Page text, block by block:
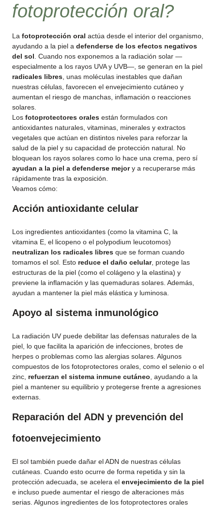
fotoprotección oral?
La fotoprotección oral actúa desde el interior del organismo,
ayudando a la piel a defenderse de los efectos negativos
del sol . Cuando nos exponemos a la radiación solar —
especialmente a los rayos UVA y UVB—, se generan en la piel
radicales libres , unas moléculas inestables que dañan
nuestras células, favorecen el envejecimiento cutáneo y
aumentan el riesgo de manchas, inflamación o reacciones
solares.
Los fotoprotectores orales están formulados con
antioxidantes naturales, vitaminas, minerales y extractos
vegetales que actúan en distintos niveles para reforzar la
salud de la piel y su capacidad de protección natural. No
bloquean los rayos solares como lo hace una crema, pero sí
ayudan a la piel a defenderse mejory a recuperarse más
rápidamente tras la exposición.
Veamos cómo:
Acción antioxidante celular
Los ingredientes antioxidantes (como la vitamina C, la
vitamina E, el licopeno o el polypodium leucotomos)
neutralizan los radicales libres que se forman cuando
tomamos el sol. Esto reduce el daño celular, protege las
estructuras de la piel (como el colágeno y la elastina) y
previene la inflamación y las quemaduras solares. Además,
ayudan a mantener la piel más elástica y luminosa.
Apoyo al sistema inmunológico
La radiación UV puede debilitar las defensas naturales de la
piel, lo que facilita la aparición de infecciones, brotes de
herpes o problemas como las alergias solares. Algunos
compuestos de los fotoprotectores orales, como el selenio o el
zinc, refuerzan el sistema inmune cutáneo , ayudando a la
piel a mantener su equilibrio y protegerse frente a agresiones
externas.
Reparación del ADN y prevención del
fotoenvejecimiento
El sol también puede dañar el ADN de nuestras células
cutáneas. Cuando esto ocurre de forma repetida y sin la
protección adecuada, se acelera el envejecimiento de la piel
e incluso puede aumentar el riesgo de alteraciones más
serias. Algunos ingredientes de los fotoprotectores orales